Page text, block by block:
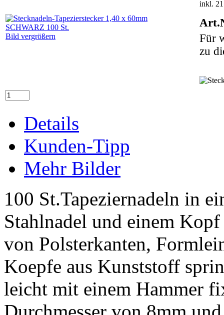
Bild vergrößern
inkl.
Für
zu
Details
Kunden-Tipp
Mehr Bilder
100 St.Tapeziernadeln in
Stahlnadel und einem
von Polsterkanten,
Koepfe aus Kunststoff
leicht mit einem Hammer